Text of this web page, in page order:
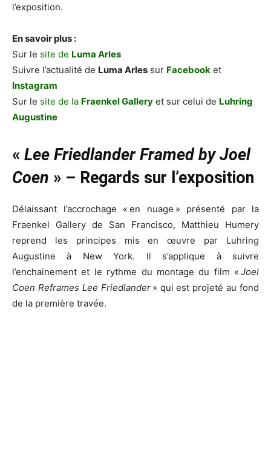
l’exposition.
En savoir plus :
Sur le site de Luma Arles
Suivre l’actualité de Luma Arles sur Facebook et
Instagram
Sur le site de la Fraenkel Gallery et sur celui de Luhring
Augustine
« Lee Friedlander Framed by Joel
Coen » – Regards sur l’exposition
Délaissant l’accrochage « en nuage » présenté par la
Fraenkel Gallery de San Francisco, Matthieu Humery
reprend les principes mis en œuvre par Luhring
Augustine à New York. Il s’applique à suivre
l’enchainement et le rythme du montage du film « Joel
Coen Reframes Lee Friedlander» qui est projeté au fond
de la première travée.